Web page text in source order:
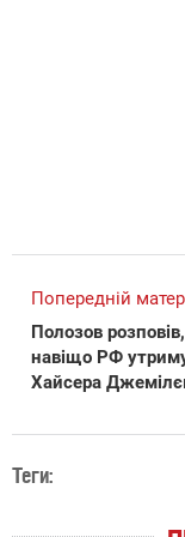
Попередній
Полозов розповів,
навіщо РФ
Хайсера
Теги: